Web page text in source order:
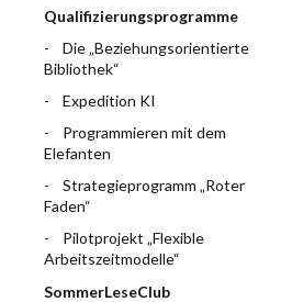
Qualifizierungsprogramme
Die „Beziehungsorientierte
Bibliothek“
Expedition KI
Programmieren mit dem
Elefanten
Strategieprogramm „Roter
Faden“
Pilotprojekt „Flexible
Arbeitszeitmodelle“
SommerLeseClub